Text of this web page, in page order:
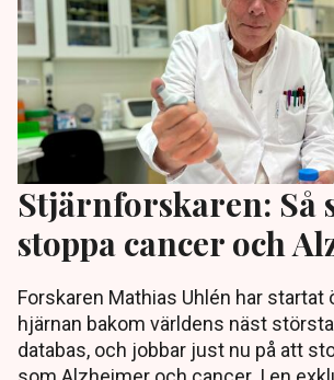
Stjärnforskaren: Så
stoppa cancer och
Forskaren Mathias Uhlén har startat
hjärnan bakom världens näst
databas, och jobbar just nu på att